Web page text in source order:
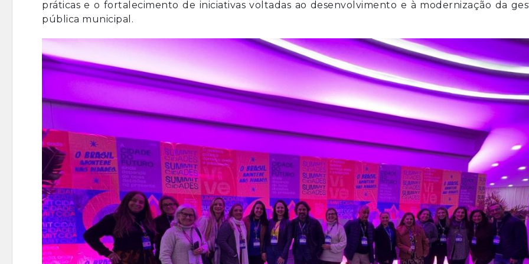
práticas e o fortalecimento de iniciativas voltadas ao desenvolvimento e à modernização da
pública municipal.